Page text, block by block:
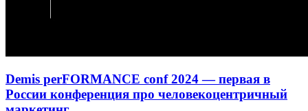
Demis perFORMANCE conf 2024 — первая в
России конференция про человекоцентричный